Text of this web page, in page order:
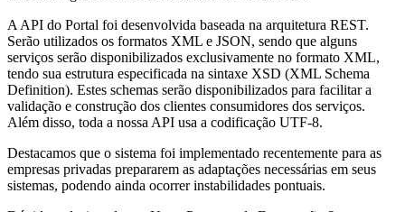
A API do Portal foi desenvolvida baseada na arquitetura REST.
Serão utilizados os formatos XML e JSON, sendo que alguns
serviços serão disponibilizados exclusivamente no formato XML,
tendo sua estrutura especificada na sintaxe XSD (XML Schema
Definition). Estes schemas serão disponibilizados para facilitar a
validação e construção dos clientes consumidores dos serviços.
Além disso, toda a nossa API usa a codificação UTF-8.
Destacamos que o sistema foi implementado recentemente para as
empresas privadas prepararem as adaptações necessárias em seus
sistemas, podendo ainda ocorrer instabilidades pontuais.